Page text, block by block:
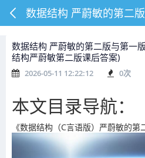
数据结构 严蔚敏的第二版与第一
结构严蔚敏第二版课后答案)
2026-05-11 12:22:12 0次
本文目录导航：
《数据结构（C言语版）严蔚敏的第